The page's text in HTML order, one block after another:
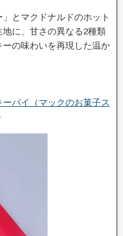
とマクドナルドのホット
に、甘さの異なる2種類
の味わいを再現した温か
ーパイ（マックのお菓子ス